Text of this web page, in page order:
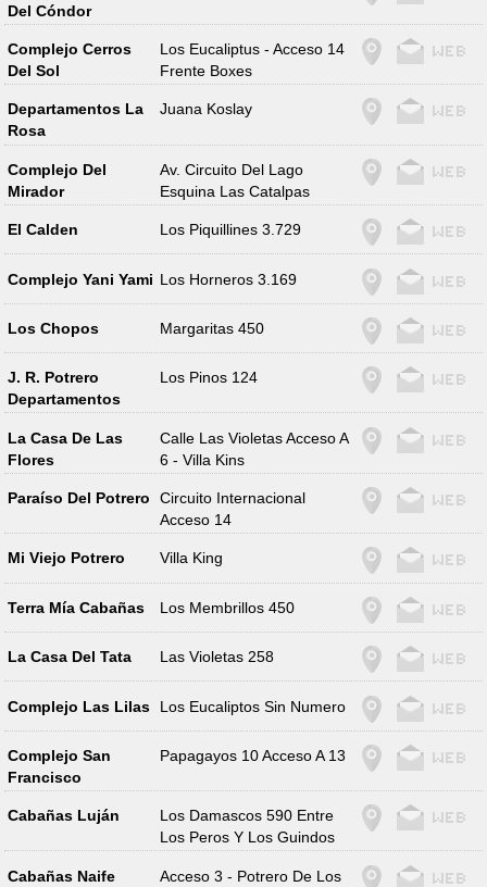
Del Cóndor
Complejo Cerros
Del Sol
Los Eucaliptus - Acceso 14
Frente Boxes
Departamentos La
Rosa
Juana Koslay
Complejo Del
Mirador
Av. Circuito Del Lago
Esquina Las Catalpas
El Calden Los Piquillines 3.729
Complejo Yani Yami Los Horneros 3.169
Los Chopos Margaritas 450
J. R. Potrero
Departamentos
Los Pinos 124
La Casa De Las
Flores
Calle Las Violetas Acceso A
6 - Villa Kins
Paraíso Del Potrero
Circuito Internacional
Acceso 14
Mi Viejo Potrero Villa King
Terra Mía Cabañas Los Membrillos 450
La Casa Del Tata Las Violetas 258
Complejo Las Lilas Los Eucaliptos Sin Numero
Complejo San
Francisco
Papagayos 10 Acceso A 13
Cabañas Luján
Los Damascos 590 Entre
Los Peros Y Los Guindos
Cabañas Naife
Acceso 3 - Potrero De Los